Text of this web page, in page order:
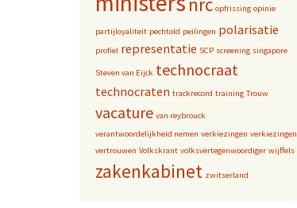
opfrissing opinie
partijloyaliteit pechtold peilingen polarisatie
profiel representatie SCP screening singapore
Steven van Eijck technocraat
technocraten trackrecord training Trouw
vacature van reybrouck
verantwoordelijkheid nemen verkiezingen verkiezingen
vertrouwen Volkskrant volksvertegenwoordiger wijffels
zakenkabinet zwitserland